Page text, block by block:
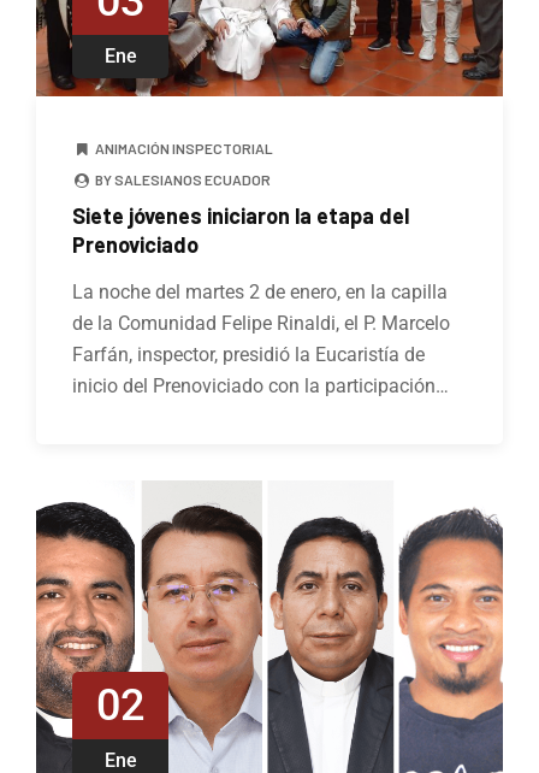
Ene
ANIMACIÓN INSPECTORIAL
BY SALESIANOS ECUADOR
Siete jóvenes iniciaron la etapa del
Prenoviciado
La noche del martes 2 de enero, en la capilla
de la Comunidad Felipe Rinaldi, el P. Marcelo
Farfán, inspector, presidió la Eucaristía de
inicio del Prenoviciado con la participación…
02
Ene